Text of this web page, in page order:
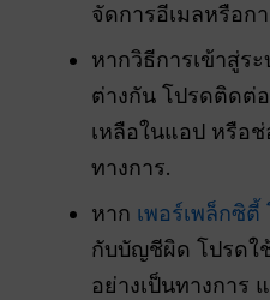
จัดการอีเมลหรือก
หากวิธีการเข้าสู่ร
ต่างกัน โปรดติดต่
เหลือในแอป หรือ
ทางการ.
หาก เพอร์เพล็กซิตี้
กับบัญชีผิด โปรดใ
อย่างเป็นทางการ